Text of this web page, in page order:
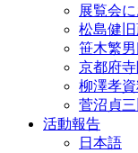
展覧会
松島健
笹木繁
京都府
柳澤孝
菅沼貞
活動報告
日本語